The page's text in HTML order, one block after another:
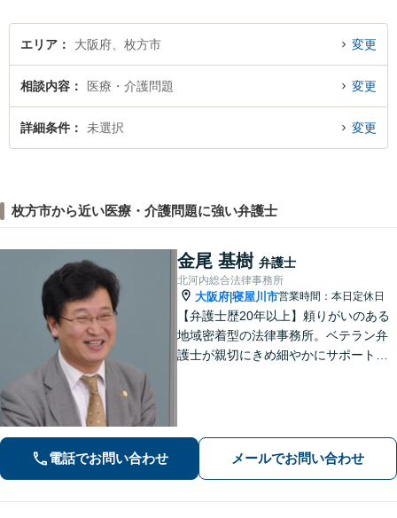
エリア 大阪府、枚方市 変更
相談内容 医療・介護問題 変更
詳細条件 未選択 変更
枚方市から近い医療・介護問題に強い弁護士
金尾 基樹 弁護士
北河内総合法律事務所
大阪府 寝屋川市営業時間：本日定休日
【弁護士歴20年以上】頼りがいのある
地域密着型の法律事務所。ベテラン弁
護士が親切にきめ細やかにサポートし
電話でお問い合わせ メールでお問い合わせ